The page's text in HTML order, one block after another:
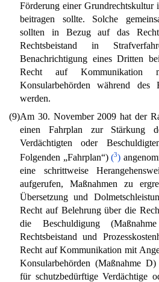
Förderung einer Grundrechtskultur
beitragen sollte. Solche
sollten in Bezug auf das
Rechtsbeistand in
Benachrichtigung eines Dritten
Recht auf
Konsularbehörden während des
werden.
(9)Am 30. November 2009 hat der
einen Fahrplan zur Stärkung
Verdächtigten oder
Folgenden „Fahrplan“)(3)
eine schrittweise
aufgerufen, Maßnahmen zu
Übersetzung und
Recht auf Belehrung über die
die Beschuldigung
Rechtsbeistand und
Recht auf Kommunikation mit
Konsularbehörden (Maßnahme
für schutzbedürftige Verdächtige